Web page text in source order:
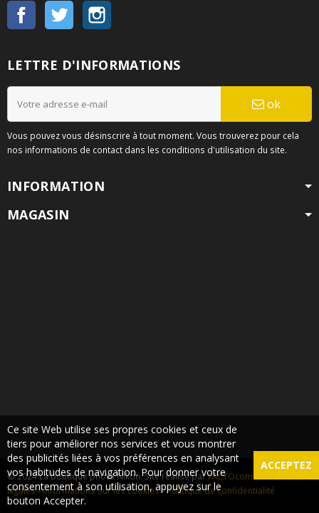
Facebook Twitter
LETTRE D'INFORMATIONS
ok
Vous pouvez vous désinscrire à tout moment. Vous trouverez pour cela
nos informations de contact dans les conditions d'utilisation du site.
INFORMATION
MAGASIN
© 2024 La boutique photo Nikon. Site réalisé parFACTOcom
légales-Informations sur les cookies-Politique de confidentialité
Ce site Web utilise ses propres cookies et ceux de
tiers pour améliorer nos services et vous montrer
des publicités liées à vos préférences en analysant
vos habitudes de navigation. Pour donner votre
consentement à son utilisation, appuyez sur le
bouton Accepter.
ACCEPTEZ